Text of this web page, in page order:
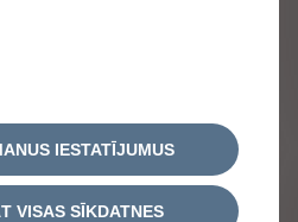
IESTATĪJUMUS
VISAS SĪKDATNES